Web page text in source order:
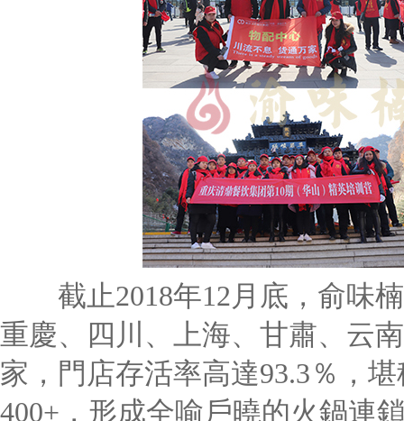
截止2018年12月底，俞味楠
重慶、四川、上海、甘肅、云
家，門店存活率高達93.3％，
400+，形成全喻戶曉的火鍋連